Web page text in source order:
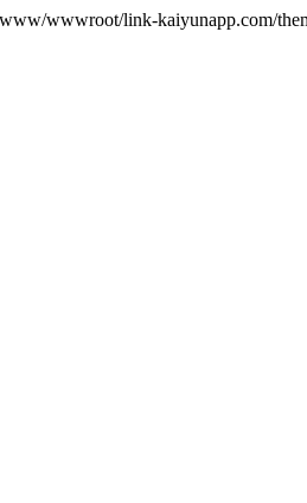
wwwroot/link-kaiyunapp.com/